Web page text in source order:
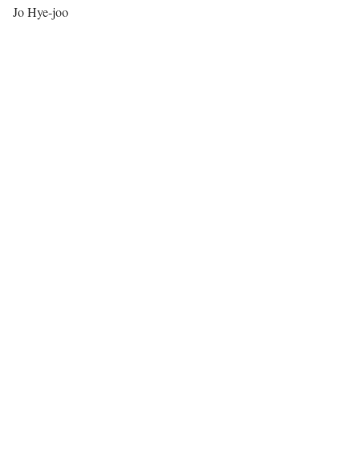
Jo Hye-joo